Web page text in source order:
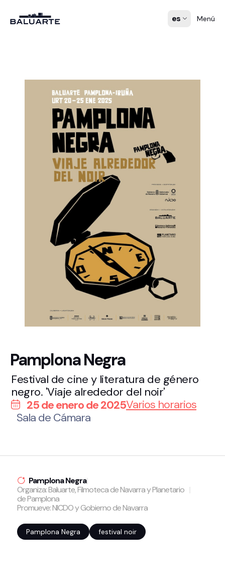
es Menú
Agenda
Agenda
Pamplona Negra
Festival de cine y literatura de género
negro. 'Viaje alrededor del noir'
25 de enero de 2025Varios horarios
Sala de Cámara
Pamplona Negra|
Organiza: Baluarte, Filmoteca de Navarra y Planetario
de Pamplona
Promueve: NICDO y Gobierno de Navarra
Pamplona Negra festival noir